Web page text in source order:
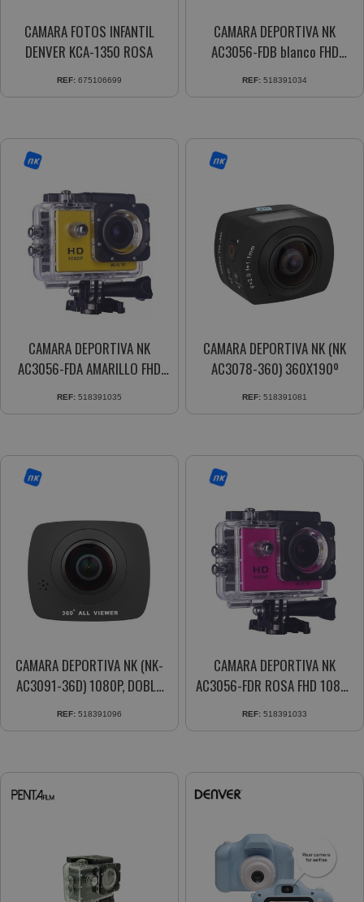
CAMARA FOTOS INFANTIL
DENVER KCA-1350 ROSA
REF: 675106699
CAMARA DEPORTIVA NK
AC3056-FDB blanco FHD
1080P 12MP QUALITY WATER
RISITANT
REF: 518391034
CAMARA DEPORTIVA NK
AC3056-FDA AMARILLO FHD
1080P 12MP QUALITY WATER
RISITANT
REF: 518391035
CAMARA DEPORTIVA NK (NK
AC3078-360) 360X190º
REF: 518391081
CAMARA DEPORTIVA NK (NK-
AC3091-36D) 1080P, DOBLE
OPTICA, VIDEO ENVOL
REF: 518391096
CAMARA DEPORTIVA NK
AC3056-FDR ROSA FHD 1080P
12MP QUALITY WATER
RISITANT
REF: 518391033